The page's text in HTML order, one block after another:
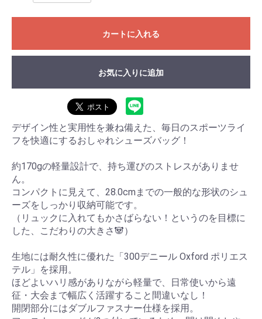
カートに入れる
お気に入りに追加
デザイン性と実用性を兼ね備えた、毎日のスポーツライ
フを快適にするおしゃれシューズバッグ！
約170gの軽量設計で、持ち運びのストレスがありませ
ん。
コンパクトに見えて、28.0cmまでの一般的な形状のシュ
ーズをしっかり収納可能です。
（リュックに入れてもかさばらない！というのを目標に
した、こだわりの大きさ🐼）
生地には耐久性に優れた「300デニール Oxford ポリエス
テル」を採用。
ほどよいハリ感がありながら軽量で、日常使いから遠
征・大会まで幅広く活躍すること間違いなし！
開閉部分にはダブルファスナー仕様を採用。